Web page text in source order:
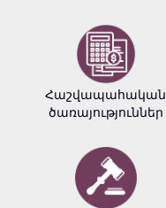
Հաշվապահական
ծառայություններ